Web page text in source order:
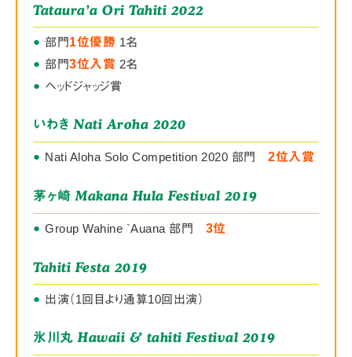
Tataura’a Ori Tahiti 2022
● 部門1位優勝 1名
● 部門3位入賞 2名
● ヘッドジャッジ賞
いわき Nati Aroha 2020
● Nati Aloha Solo Competition 2020 部門 2位入賞
茅ヶ崎 Makana Hula Festival 2019
● Group Wahine `Auana 部門 3位
Tahiti Festa 2019
● 出演（1回目より通算10回出演）
氷川丸 Hawaii & tahiti Festival 2019